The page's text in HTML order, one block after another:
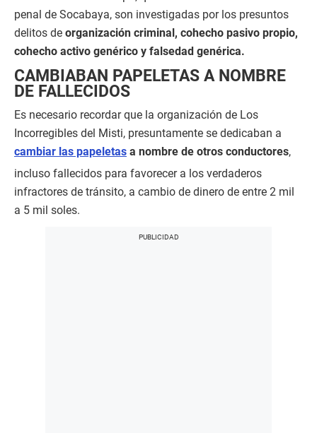
penal de Socabaya, son investigadas por los presuntos
delitos de organización criminal, cohecho pasivo propio,
cohecho activo genérico y falsedad genérica.
CAMBIABAN PAPELETAS A NOMBRE
DE FALLECIDOS
Es necesario recordar que la organización de Los
Incorregibles del Misti, presuntamente se dedicaban a
cambiar las papeletas a nombre de otros conductores,
incluso fallecidos para favorecer a los verdaderos
infractores de tránsito, a cambio de dinero de entre 2 mil
a 5 mil soles.